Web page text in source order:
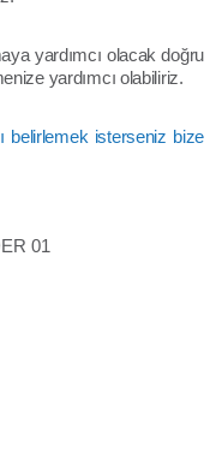
yardımcı olacak doğru
yardımcı olabiliriz.
belirlemek isterseniz bize